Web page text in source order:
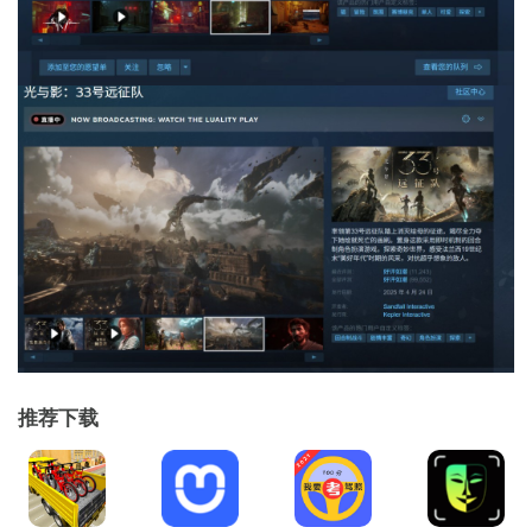
推荐下载